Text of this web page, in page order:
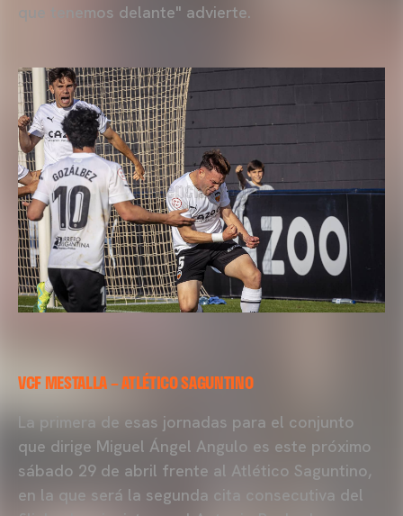
que tenemos delante" advierte.
VCF MESTALLA – ATLÉTICO SAGUNTINO
La primera de esas jornadas para el conjunto
que dirige Miguel Ángel Angulo es este próximo
sábado 29 de abril frente al Atlético Saguntino,
en la que será la segunda cita consecutiva del